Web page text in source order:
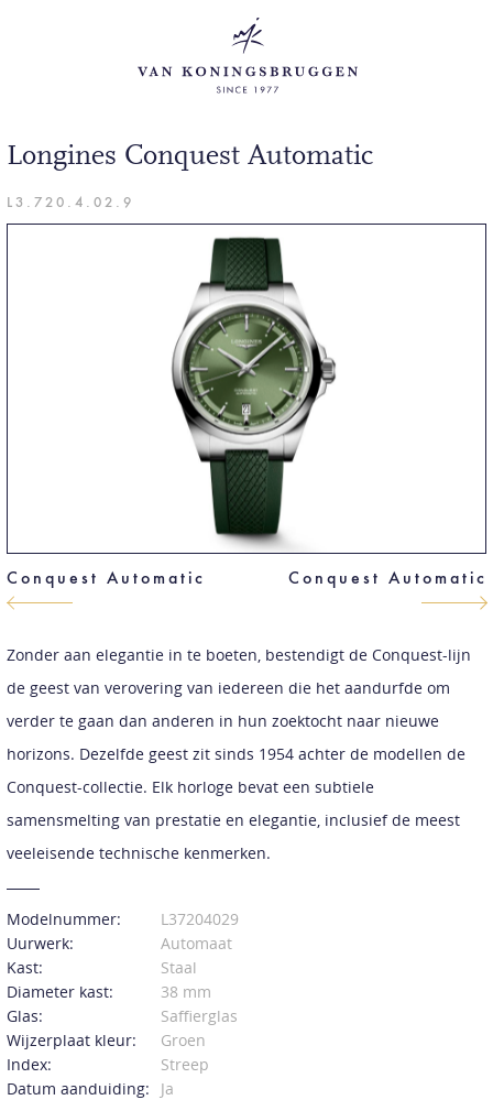
Longines Conquest Automatic
L3.720.4.02.9
Conquest Automatic Conquest Automatic
Zonder aan elegantie in te boeten, bestendigt de Conquest-lijn
de geest van verovering van iedereen die het aandurfde om
verder te gaan dan anderen in hun zoektocht naar nieuwe
horizons. Dezelfde geest zit sinds 1954 achter de modellen de
Conquest-collectie. Elk horloge bevat een subtiele
samensmelting van prestatie en elegantie, inclusief de meest
veeleisende technische kenmerken.
Modelnummer:
L37204029
Uurwerk:
Automaat
Kast:
Staal
Diameter kast:
38 mm
Glas:
Saffierglas
Wijzerplaat kleur:
Groen
Index:
Streep
Datum aanduiding:
Ja